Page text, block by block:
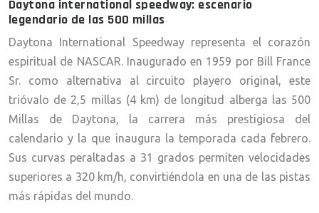
Daytona international speedway: escenario
legendario de las 500 millas
Daytona International Speedway representa el corazón
espiritual de NASCAR. Inaugurado en 1959 por Bill France
Sr. como alternativa al circuito playero original, este
trióvalo de 2,5 millas (4 km) de longitud alberga las 500
Millas de Daytona, la carrera más prestigiosa del
calendario y la que inaugura la temporada cada febrero.
Sus curvas peraltadas a 31 grados permiten velocidades
superiores a 320 km/h, convirtiéndola en una de las pistas
más rápidas del mundo.